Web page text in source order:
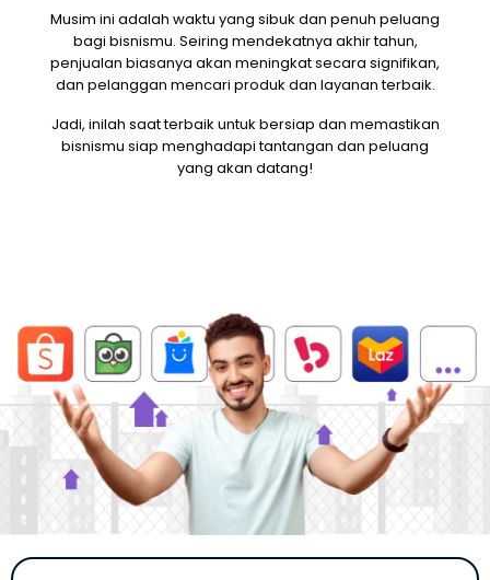
Musim ini adalah waktu yang sibuk dan penuh peluang
bagi bisnismu. Seiring mendekatnya akhir tahun,
penjualan biasanya akan meningkat secara signifikan,
dan pelanggan mencari produk dan layanan terbaik.
Jadi, inilah saat terbaik untuk bersiap dan memastikan
bisnismu siap menghadapi tantangan dan peluang
yang akan datang!